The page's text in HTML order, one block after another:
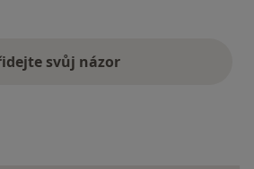
svůj názor